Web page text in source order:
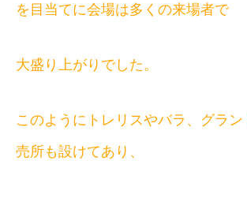
を目当てに会場は多くの来場者で
大盛り上がりでした。
このようにトレリスやバラ、グラ
売所も設けてあり、